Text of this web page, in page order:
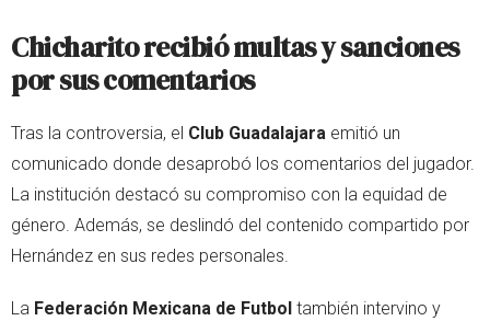
Chicharito recibió multas y sanciones
por sus comentarios
Tras la controversia, el Club Guadalajara emitió un
comunicado donde desaprobó los comentarios del jugador.
La institución destacó su compromiso con la equidad de
género. Además, se deslindó del contenido compartido por
Hernández en sus redes personales.
La Federación Mexicana de Futbol también intervino y